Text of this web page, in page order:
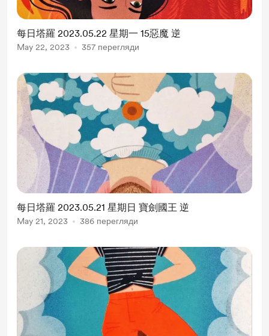
每日塔羅 2023.05.22 星期一 15惡魔 逆
May 22, 2023 357 перегляди
每日塔羅 2023.05.21 星期日 寶劍國王 逆
May 21, 2023 386 перегляди